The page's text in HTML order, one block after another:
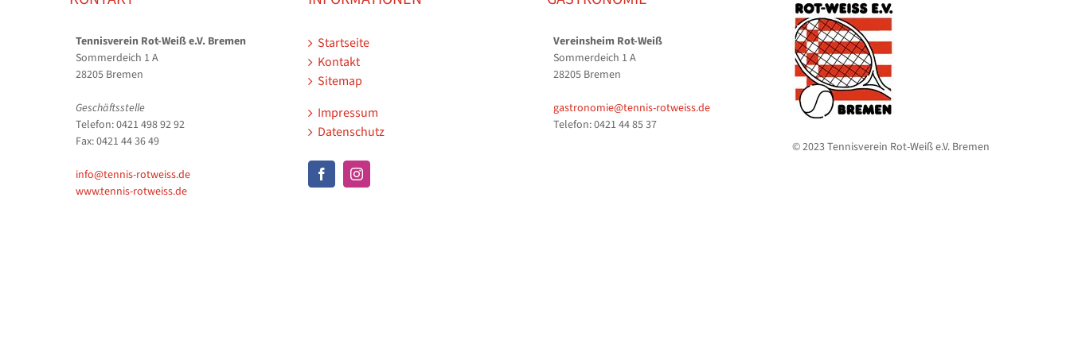
Tennisverein Rot-Weiß e.V. Bremen
Sommerdeich 1 A
28205 Bremen
Geschäftsstelle
Telefon: 0421 498 92 92
Fax: 0421 44 36 49
info@tennis-rotweiss.de
www.tennis-rotweiss.de
Startseite
Kontakt
Sitemap
Impressum
Datenschutz
Vereinsheim Rot-Weiß
Sommerdeich 1 A
28205 Bremen
gastronomie@tennis-rotweiss.de
Telefon: 0421 44 85 37
© 2023 Tennisverein Rot-Weiß e.V. Bremen